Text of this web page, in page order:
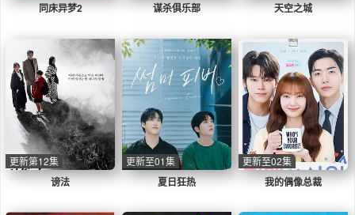
同床异梦2 谋杀俱乐部 天空之城
谤法
更新第12集
夏日狂热
更新至01集
我的偶像总裁
更新至02集